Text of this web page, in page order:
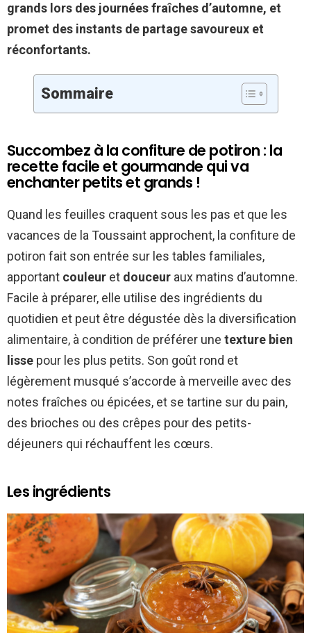
grands lors des journées fraîches d’automne, et
promet des instants de partage savoureux et
réconfortants.
Sommaire
Succombez à la confiture de potiron : la
recette facile et gourmande qui va
enchanter petits et grands !
Quand les feuilles craquent sous les pas et que les
vacances de la Toussaint approchent, la confiture de
potiron fait son entrée sur les tables familiales,
apportant couleur et douceur aux matins d’automne.
Facile à préparer, elle utilise des ingrédients du
quotidien et peut être dégustée dès la diversification
alimentaire, à condition de préférer une texture bien
lisse pour les plus petits. Son goût rond et
légèrement musqué s’accorde à merveille avec des
notes fraîches ou épicées, et se tartine sur du pain,
des brioches ou des crêpes pour des petits-
déjeuners qui réchauffent les cœurs.
Les ingrédients